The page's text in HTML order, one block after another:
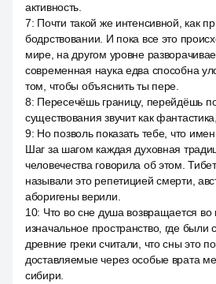
активность.
7: Почти такой же интенсивной, как
бодрствовании. И пока все это
мире, на другом уровне
современная наука едва способна
том, чтобы объяснить ты пере.
8: Пересечёшь границу, перейдёшь
существования звучит как
9: Но позволь показать тебе, что
Шаг за шагом каждая духовная
человечества говорила об этом.
называли это репетицией смерти,
аборигены верили.
10: Что во сне душа возвращается
изначальное пространство, где были
древние греки считали, что сны это
доставляемые через особые врата
сибири.